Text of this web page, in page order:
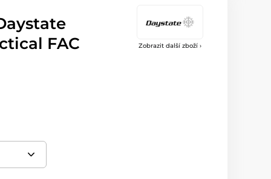
Zobrazit další zboží ›
FAC